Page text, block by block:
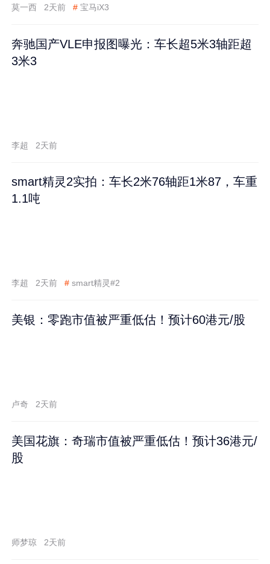
莫一西 2天前 # 宝马iX3
奔驰国产VLE申报图曝光：车长超5米3轴距超
3米3
李超 2天前
smart精灵2实拍：车长2米76轴距1米87，车重
1.1吨
李超 2天前 # smart精灵#2
美银：零跑市值被严重低估！预计60港元/股
卢奇 2天前
美国花旗：奇瑞市值被严重低估！预计36港元/
股
师梦琼 2天前